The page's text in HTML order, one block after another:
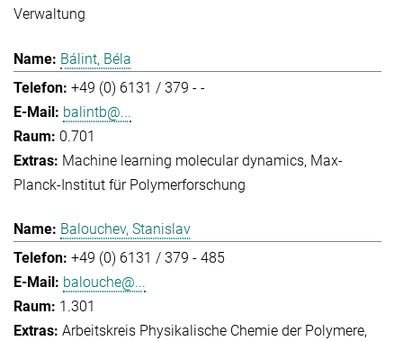
Verwaltung
Bálint, Béla
+49 (0) 6131 / 379 - -
balintb@...
0.701
Machine learning molecular dynamics Max-
Planck-Institut für Polymerforschung
Balouchev, Stanislav
+49 (0) 6131 / 379 - 485
balouche@...
1.301
Arbeitskreis Physikalische Chemie der Polymere